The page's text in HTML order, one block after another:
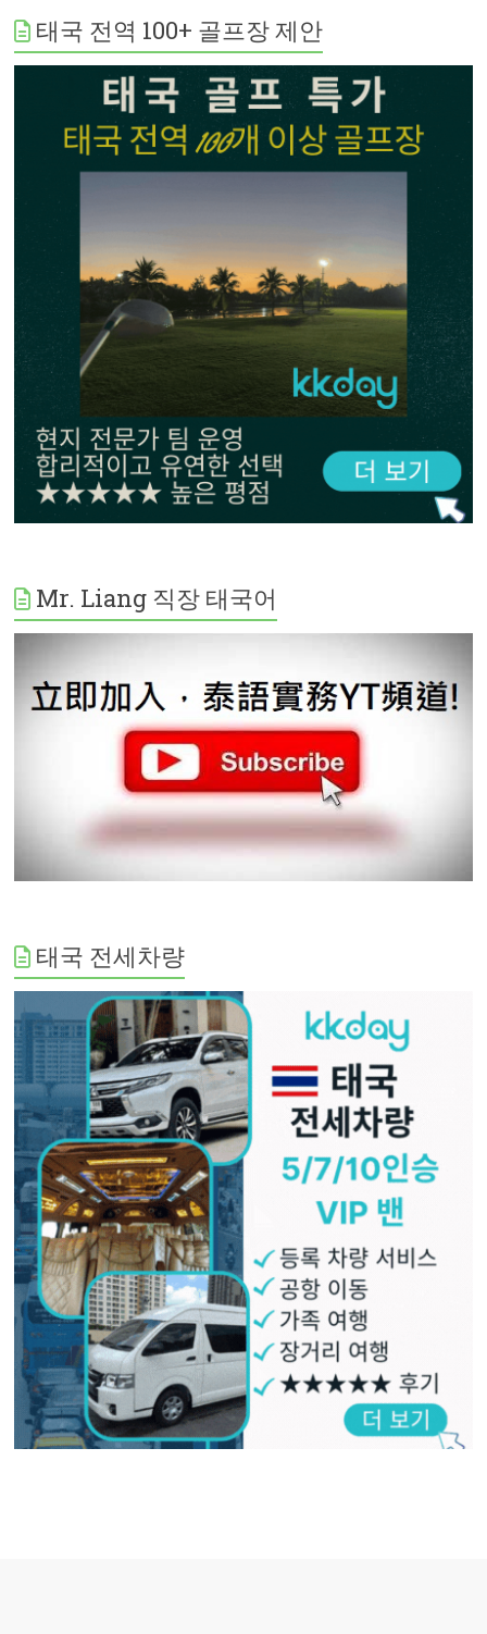
태국 전역 100+ 골프장 제안
Mr. Liang 직장 태국어
태국 전세차량